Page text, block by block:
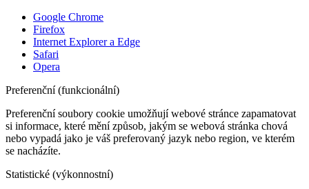
Google Chrome
Firefox
Internet Explorer a Edge
Safari
Opera
Preferenční (funkcionální)
Preferenční soubory cookie umožňují webové stránce zapamatovat
si informace, které mění způsob, jakým se webová stránka chová
nebo vypadá jako je váš preferovaný jazyk nebo region, ve kterém
se nacházíte.
Statistické (výkonnostní)